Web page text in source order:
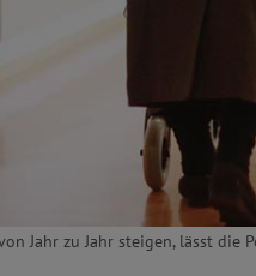
Jahr zu Jahr steigen, lässt die